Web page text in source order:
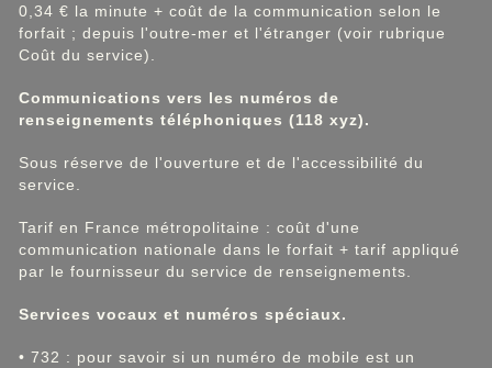
0,34 € la minute + coût de la communication selon le
forfait ; depuis l'outre-mer et l'étranger (voir rubrique
Coût du service).
Communications vers les numéros de
renseignements téléphoniques (118 xyz).
Sous réserve de l'ouverture et de l'accessibilité du
service.
Tarif en France métropolitaine : coût d'une
communication nationale dans le forfait + tarif appliqué
par le fournisseur du service de renseignements.
Services vocaux et numéros spéciaux.
• 732 : pour savoir si un numéro de mobile est un